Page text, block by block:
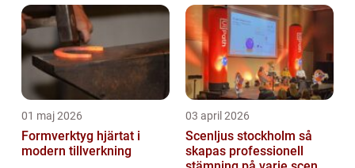
01 maj 2026
Formverktyg hjärtat i
modern tillverkning
03 april 2026
Scenljus stockholm så
skapas professionell